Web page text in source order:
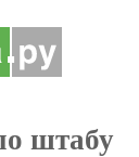
штабу